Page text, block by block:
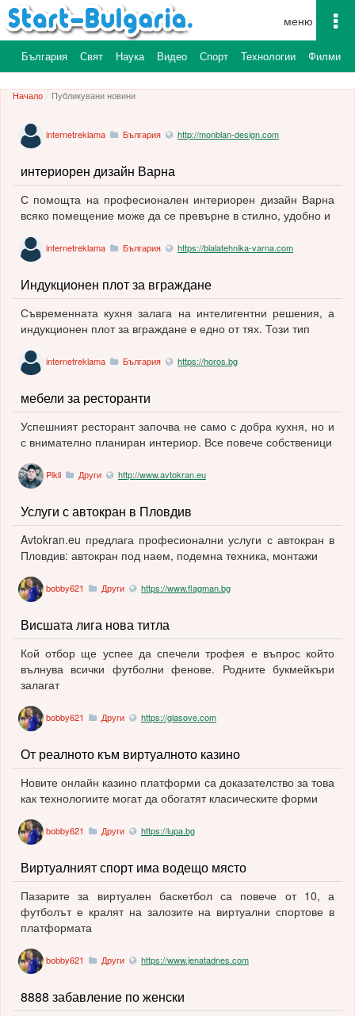
България Свят Наука Видео Спорт Технологии Филми
Начало Публикувани новини
интериорен дизайн Варна
internetreklama България http://monblan-design.com
С помощта на професионален интериорен дизайн Варна
всяко помещение може да се превърне в стилно, удобно и
Индукционен плот за вграждане
internetreklama България https://bialatehnika-varna.com
Съвременната кухня залага на интелигентни решения, а
индукционен плот за вграждане е едно от тях. Този тип
мебели за ресторанти
internetreklama България https://horos.bg
Успешният ресторант започва не само с добра кухня, но и
с внимателно планиран интериор. Все повече собственици
Услуги с автокран в Пловдив
Pikli Други http://www.avtokran.eu
Avtokran.eu предлага професионални услуги с автокран в
Пловдив: автокран под наем, подемна техника, монтажи
Висшата лига нова титла
bobby621 Други https://www.flagman.bg
Кой отбор ще успее да спечели трофея е въпрос който
вълнува всички футболни фенове. Родните букмейкъри
залагат
От реалното към виртуалното казино
bobby621 Други https://glasove.com
Новите онлайн казино платформи са доказателство за това
как технологиите могат да обогатят класическите форми
Виртуалният спорт има водещо място
bobby621 Други https://lupa.bg
Пазарите за виртуален баскетбол са повече от 10, а
футболът е кралят на залозите на виртуални спортове в
платформата
8888 забавление по женски
bobby621 Други https://www.jenatadnes.com